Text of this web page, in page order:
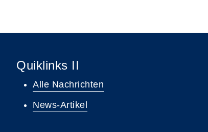
Quiklinks II
Alle Nachrichten
News-Artikel